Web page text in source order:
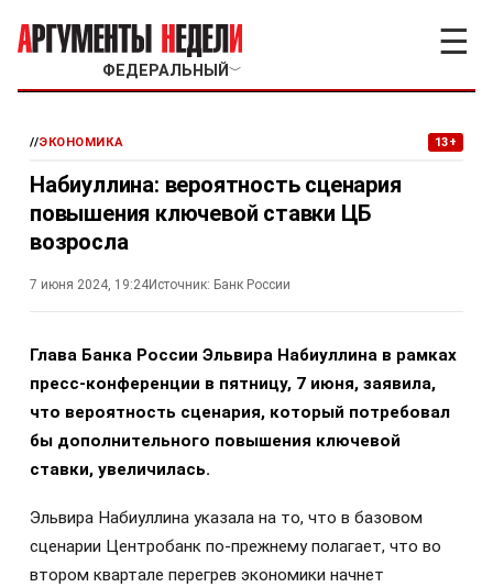
ФЕДЕРАЛЬНЫЙ ﹀
☰
//ЭКОНОМИКА 13+
Набиуллина: вероятность сценария
повышения ключевой ставки ЦБ
возросла
7 июня 2024, 19:24Источник: Банк России
Глава Банка России Эльвира Набиуллина в рамках
пресс-конференции в пятницу, 7 июня, заявила,
что вероятность сценария, который потребовал
бы дополнительного повышения ключевой
ставки, увеличилась.
Эльвира Набиуллина указала на то, что в базовом
сценарии Центробанк по-прежнему полагает, что во
втором квартале перегрев экономики начнет